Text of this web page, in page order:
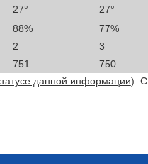
27° 27°
88% 77%
2 3
751 750
данной информации).